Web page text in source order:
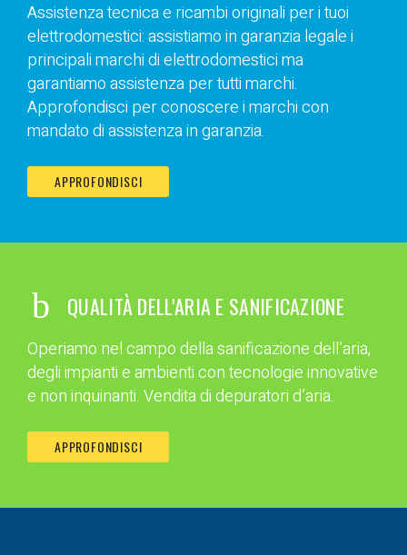
Assistenza tecnica e ricambi originali per i tuoi
elettrodomestici: assistiamo in garanzia legale i
principali marchi di elettrodomestici ma
garantiamo assistenza per tutti marchi.
Approfondisci per conoscere i marchi con
mandato di assistenza in garanzia.
APPROFONDISCI
QUALITÀ DELL'ARIA E SANIFICAZIONE
Operiamo nel campo della sanificazione dell’aria,
degli impianti e ambienti con tecnologie innovative
e non inquinanti. Vendita di depuratori d’aria.
APPROFONDISCI